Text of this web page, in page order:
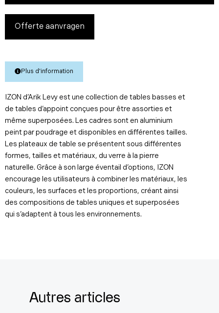
Offerte aanvragen
Plus d'information
IZON d’Arik Levy est une collection de tables basses et
de tables d’appoint conçues pour être assorties et
même superposées. Les cadres sont en aluminium
peint par poudrage et disponibles en différentes tailles.
Les plateaux de table se présentent sous différentes
formes, tailles et matériaux, du verre à la pierre
naturelle. Grâce à son large éventail d’options, IZON
encourage les utilisateurs à combiner les matériaux, les
couleurs, les surfaces et les proportions, créant ainsi
des compositions de tables uniques et superposées
qui s’adaptent à tous les environnements.
Autres articles